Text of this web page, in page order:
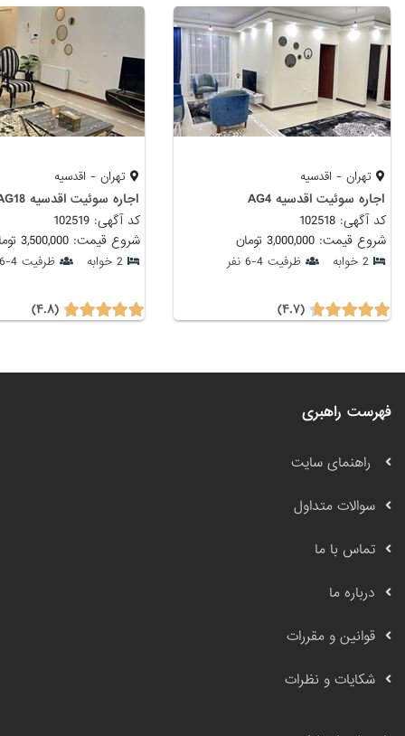
تهران - اقدسیه
اجاره سوئیت اقدسیه AG4
کد آگهی: 102518
شروع قیمت: 3,000,000 تومان
2 خوابه ظرفیت 4-6 نفر
(۴.۷)
تهران - اقدسیه
اجاره سوئیت اقدسیه AG18
کد آگهی: 102519
شروع قیمت: 3,500,000 تومان
2 خوابه ظرفیت 4-6 نفر
(۴.۸)
فهرست راهبری
راهنمای سایت
سوالات متداول
تماس با ما
درباره ما
قوانین و مقررات
شکایات و نظرات